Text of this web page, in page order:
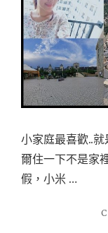
小家庭最喜歡..
爾住一下不是家
假，小米 …